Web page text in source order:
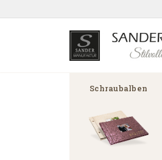
Schraubalben